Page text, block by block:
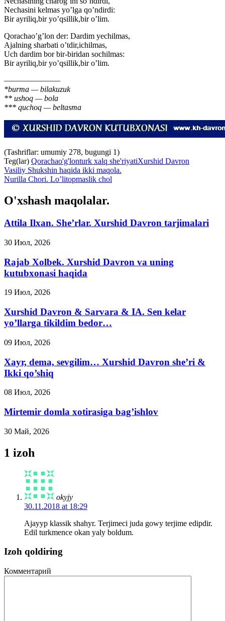
Nechasini kelmas yo’lga qo’ndirdi:
Bir ayriliq,bir yo’qsillik,bir o’lim.
Qorachao’g’lon der: Dardim yechilmas,
Ajalning sharbati o’tdir,ichilmas,
Uch dardim bor bir-biridan sochilmas:
Bir ayriliq,bir yo’qsillik,bir o’lim.
———————
*burma — bilakuzuk
** ushoq — bola
*** quchoq — beltasma
(Tashriflar: umumiy 278, bugungi 1)
Teg(lar) Qorachao'g'lonturk xalq she'riyatiXurshid Davron
Vasiliy Shukshin haqida ikki maqola.
Nurilla Chori. Lo’litopmaslik chol
O'xshash maqolalar.
Attila Ilxan. She’rlar. Xurshid Davron tarjimalari
30 Июл, 2026
Rajab Xolbek. Xurshid Davron va uning
kutubxonasi haqida
19 Июл, 2026
Xurshid Davron & Sarvara & IA. Sen kelar
yo’llarga tikildim bedor…
09 Июл, 2026
Xayr, dema, sevgilim… Xurshid Davron she’ri &
Ikki qo’shiq
08 Июл, 2026
Mirtemir domla xotirasiga bag’ishlov
30 Май, 2026
1 izoh
okyjy
30.11.2018 at 18:29
Ajayyp klassik shahyr. Terjimeci juda gowy terjime edipdir.
Edil turkmence okan yaly boldum.
Izoh qoldiring
Комментарий